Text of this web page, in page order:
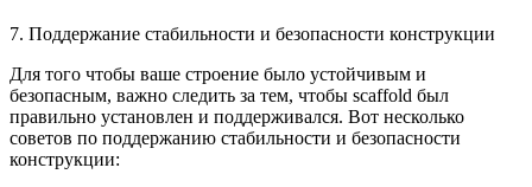
7. Поддержание стабильности и безопасности конструкции
Для того чтобы ваше строение было устойчивым и
безопасным, важно следить за тем, чтобы scaffold был
правильно установлен и поддерживался. Вот несколько
советов по поддержанию стабильности и безопасности
конструкции: